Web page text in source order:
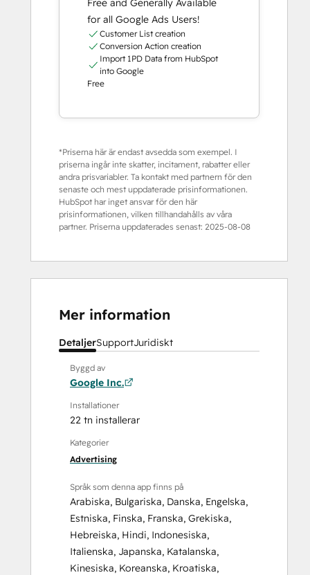
Free and Generally Available
for all Google Ads Users!
Customer List creation
Conversion Action creation
Import 1PD Data from HubSpot
into Google
Free
*Priserna här är endast avsedda som exempel. I
priserna ingår inte skatter, incitament, rabatter eller
andra prisvariabler. Ta kontakt med partnern för den
senaste och mest uppdaterade prisinformationen.
HubSpot har inget ansvar för den här
prisinformationen, vilken tillhandahålls av våra
partner. Priserna uppdaterades senast: 2025-08-08
Mer information
DetaljerSupportJuridiskt
Byggd av
Google Inc.
Installationer
22 tn installerar
Kategorier
Advertising
Språk som denna app finns på
Arabiska, Bulgariska, Danska, Engelska,
Estniska, Finska, Franska, Grekiska,
Hebreiska, Hindi, Indonesiska,
Italienska, Japanska, Katalanska,
Kinesiska, Koreanska, Kroatiska,